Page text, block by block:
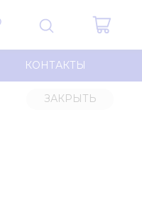
КОНТАКТЫ
ЗАКРЫТЬ